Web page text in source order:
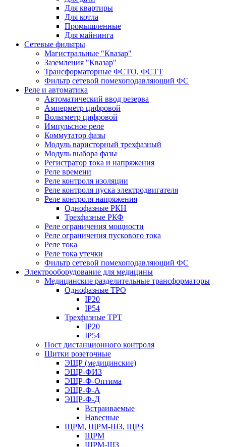
Для квартиры
Для котла
Промышленные
Для майнинга
Сетевые фильтры
Магистральные "Квазар"
Заземления "Квазар"
Трансформаторные ФСТО, ФСТТ
Фильтр сетевой помехоподавляющий ФС
Реле и автоматика
Автоматический ввод резерва
Амперметр цифровой
Вольтметр цифровой
Импульсное реле
Коммутатор фазы
Модуль варисторный трехфазный
Модуль выбора фазы
Регистратор тока и напряжения
Реле времени
Реле контроля изоляции
Реле контроля пуска электродвигателя
Реле контроля напряжения
Однофазные РКН
Трехфазные РКФ
Реле ограничения мощности
Реле ограничения пускового тока
Реле тока
Реле тока утечки
Фильтр сетевой помехоподавляющий ФС
Электрооборудование для медицины
Медицинские разделительные трансформаторы
Однофазные ТРО
IP20
IP54
Трехфазные ТРТ
IP20
IP54
Пост дистанционного контроля
Щитки розеточные
ЭЩР (медицинские)
ЭЩР-ФИЗ
ЭЩР-Ф-Оптима
ЭЩР-Ф-А
ЭЩР-Ф-Д
Встраиваемые
Навесные
ЩРМ, ЩРМ-ШЗ, ЩРЗ
ЩРМ
ЩРМ-ШЗ